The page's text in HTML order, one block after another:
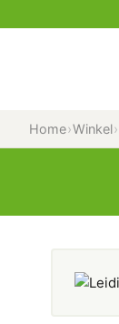
Home›Winkel›